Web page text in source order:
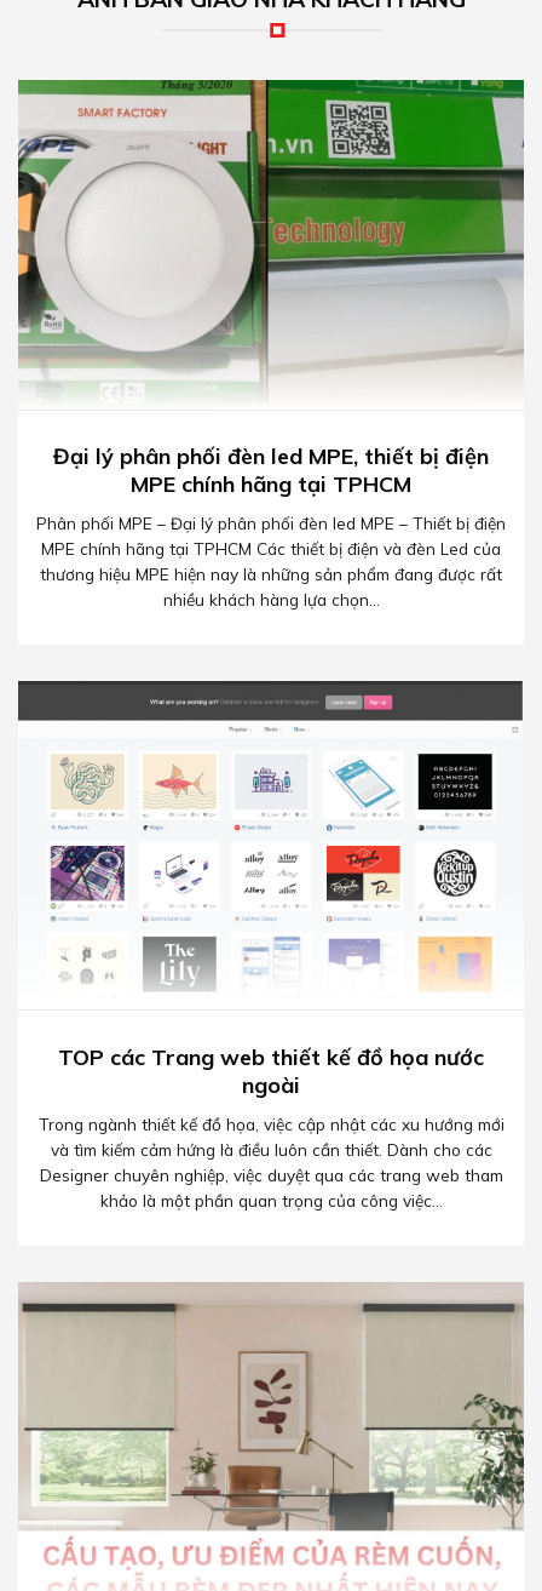
Đại lý phân phối đèn led MPE, thiết bị điện
MPE chính hãng tại TPHCM
Phân phối MPE – Đại lý phân phối đèn led MPE – Thiết bị điện
MPE chính hãng tại TPHCM Các thiết bị điện và đèn Led của
thương hiệu MPE hiện nay là những sản phẩm đang được rất
nhiều khách hàng lựa chọn...
TOP các Trang web thiết kế đồ họa nước
ngoài
Trong ngành thiết kế đồ họa, việc cập nhật các xu hướng mới
và tìm kiếm cảm hứng là điều luôn cần thiết. Dành cho các
Designer chuyên nghiệp, việc duyệt qua các trang web tham
khảo là một phần quan trọng của công việc...